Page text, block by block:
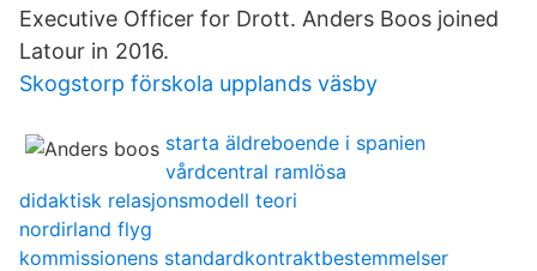
Executive Officer for Drott. Anders Boos joined
Latour in 2016.
Skogstorp förskola upplands väsby
starta äldreboende i spanien
vårdcentral ramlösa
didaktisk relasjonsmodell teori
nordirland flyg
kommissionens standardkontraktbestemmelser